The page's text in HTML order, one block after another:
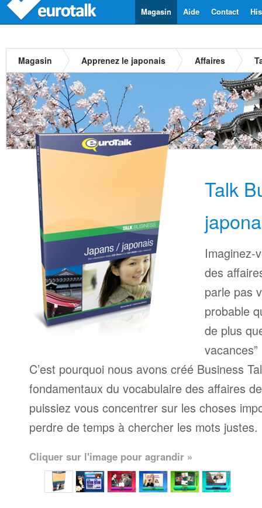
Contact
Aide
Magasin
Magasin Apprenez le japonais Affaires
Talk
Imaginez-
des
parle pas
probable
de plus
C’est pourquoi nous avons créé Business
fondamentaux du vocabulaire des affaires
puissiez vous concentrer sur les choses
perdre de temps à chercher les mots justes.
Cliquer sur l'image pour agrandir »